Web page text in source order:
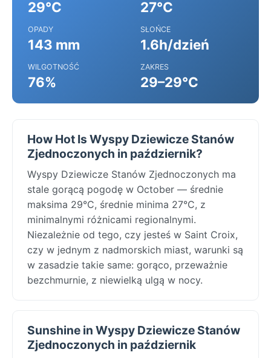
29°C 27°C
OPADY
143 mm
SŁOŃCE
1.6h/dzień
WILGOTNOŚĆ
76%
ZAKRES
29–29°C
How Hot Is Wyspy Dziewicze Stanów
Zjednoczonych in październik?
Wyspy Dziewicze Stanów Zjednoczonych ma
stale gorącą pogodę w October — średnie
maksima 29°C, średnie minima 27°C, z
minimalnymi różnicami regionalnymi.
Niezależnie od tego, czy jesteś w Saint Croix,
czy w jednym z nadmorskich miast, warunki są
w zasadzie takie same: gorąco, przeważnie
bezchmurnie, z niewielką ulgą w nocy.
Sunshine in Wyspy Dziewicze Stanów
Zjednoczonych in październik